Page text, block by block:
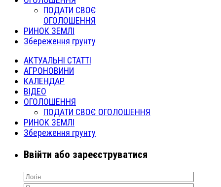
ПОДАТИ СВОЄ
ОГОЛОШЕННЯ
РИНОК ЗЕМЛІ
Збереження грунту
АКТУАЛЬНІ СТАТТІ
АГРОНОВИНИ
КАЛЕНДАР
ВІДЕО
ОГОЛОШЕННЯ
ПОДАТИ СВОЄ ОГОЛОШЕННЯ
РИНОК ЗЕМЛІ
Збереження грунту
Ввійти або зареєструватися